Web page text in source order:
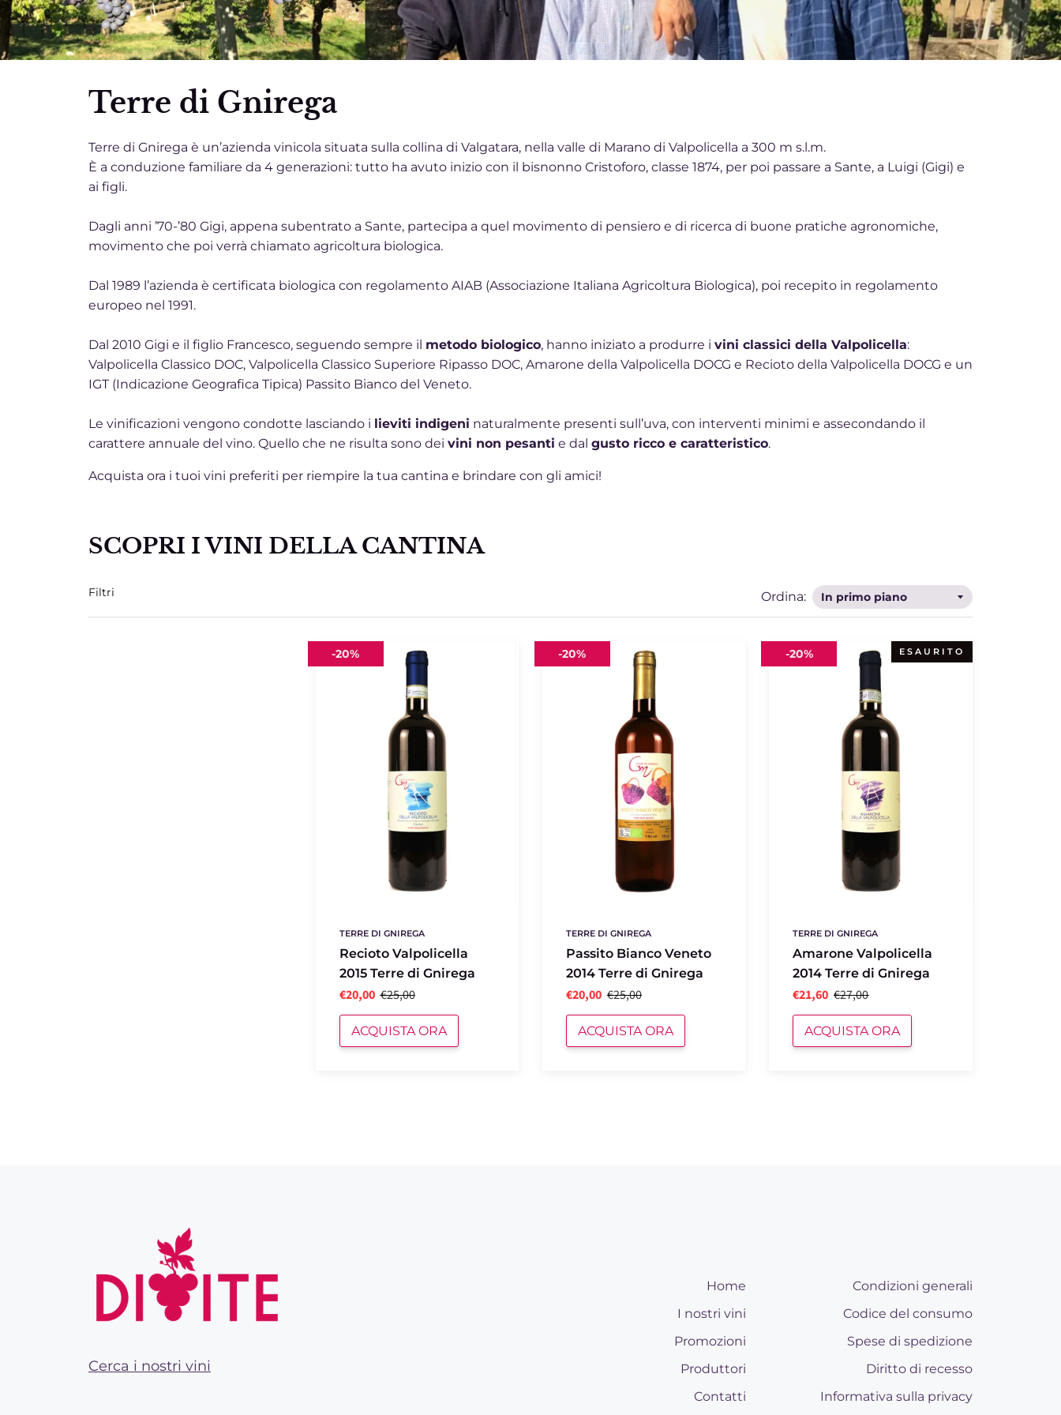
Terre di Gnirega
Terre di Gnirega è un’azienda vinicola situata sulla collina di Valgatara, nella valle di Marano di Valpolicella a 300 m s.l.m.
È a conduzione familiare da 4 generazioni: tutto ha avuto inizio con il bisnonno Cristoforo, classe 1874, per poi passare a Sante, a Luigi (Gigi) e
ai figli.
Dagli anni ’70-’80 Gigi, appena subentrato a Sante, partecipa a quel movimento di pensiero e di ricerca di buone pratiche agronomiche,
movimento che poi verrà chiamato agricoltura biologica.
Dal 1989 l’azienda è certificata biologica con regolamento AIAB (Associazione Italiana Agricoltura Biologica), poi recepito in regolamento
europeo nel 1991.
Dal 2010 Gigi e il figlio Francesco, seguendo sempre il metodo biologico, hanno iniziato a produrre i vini classici della Valpolicella:
Valpolicella Classico DOC, Valpolicella Classico Superiore Ripasso DOC, Amarone della Valpolicella DOCG e Recioto della Valpolicella DOCG e un
IGT (Indicazione Geografica Tipica) Passito Bianco del Veneto.
Le vinificazioni vengono condotte lasciando i lieviti indigeni naturalmente presenti sull’uva, con interventi minimi e assecondando il
carattere annuale del vino. Quello che ne risulta sono dei vini non pesanti e dal gusto ricco e caratteristico.
Acquista ora i tuoi vini preferiti per riempire la tua cantina e brindare con gli amici!
SCOPRI I VINI DELLA CANTINA
Filtri Ordina:
Recioto
Valpolicella
TERRE DI GNIREGA
Recioto Valpolicella
2015 Terre di Gnirega
€20,00 €25,00
ACQUISTA ORA
-20%
Passito
Bianco
TERRE DI GNIREGA
Passito Bianco Veneto
2014 Terre di Gnirega
€20,00 €25,00
ACQUISTA ORA
-20%
Amarone
Valpolicella
ESAURITO
TERRE DI GNIREGA
Amarone Valpolicella
2014 Terre di Gnirega
€21,60 €27,00
ACQUISTA ORA
-20%
Cerca i nostri vini
Home
I nostri vini
Promozioni
Produttori
Contatti
Condizioni generali
Codice del consumo
Spese di spedizione
Diritto di recesso
Informativa sulla privacy